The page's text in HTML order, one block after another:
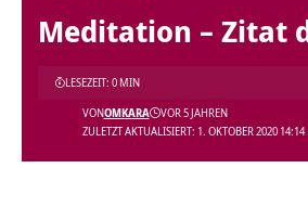
Meditation – Zitat
ZULETZT AKTUALISIERT: 1. OKTOBER 2020 14:14
VONOMKARA VOR 5 JAHREN
LESEZEIT: 0 MIN